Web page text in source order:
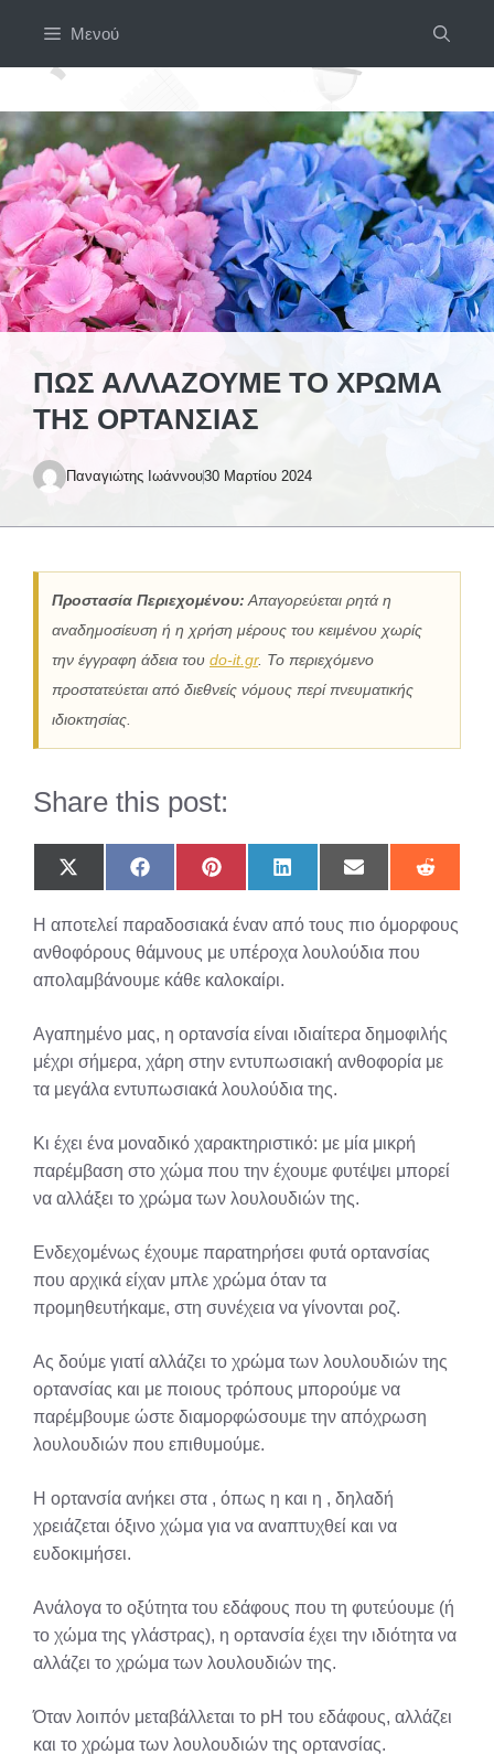
περιεχόμενο
Μενού
ΠΏΣ ΑΛΛΆΖΟΥΜΕ ΤΟ ΧΡΏΜΑ
ΤΗΣ ΟΡΤΑΝΣΊΑΣ
Παναγιώτης Ιωάννου30 Μαρτίου 2024
Προστασία Περιεχομένου: Απαγορεύεται ρητά η
αναδημοσίευση ή η χρήση μέρους του κειμένου χωρίς
την έγγραφη άδεια του do-it.gr. Το περιεχόμενο
προστατεύεται από διεθνείς νόμους περί πνευματικής
ιδιοκτησίας.
Share this post:
Share
on
(Twitter)
Share
on
Share
on
Share
on
Share
on
Share
on
Η αποτελεί παραδοσιακά έναν από τους πιο όμορφους
ανθοφόρους θάμνους με υπέροχα λουλούδια που
απολαμβάνουμε κάθε καλοκαίρι.
Αγαπημένο μας, η ορτανσία είναι ιδιαίτερα δημοφιλής
μέχρι σήμερα, χάρη στην εντυπωσιακή ανθοφορία με
τα μεγάλα εντυπωσιακά λουλούδια της.
Κι έχει ένα μοναδικό χαρακτηριστικό: με μία μικρή
παρέμβαση στο χώμα που την έχουμε φυτέψει μπορεί
να αλλάξει το χρώμα των λουλουδιών της.
Ενδεχομένως έχουμε παρατηρήσει φυτά ορτανσίας
που αρχικά είχαν μπλε χρώμα όταν τα
προμηθευτήκαμε, στη συνέχεια να γίνονται ροζ.
Ας δούμε γιατί αλλάζει το χρώμα των λουλουδιών της
ορτανσίας και με ποιους τρόπους μπορούμε να
παρέμβουμε ώστε διαμορφώσουμε την απόχρωση
λουλουδιών που επιθυμούμε.
Η ορτανσία ανήκει στα , όπως η και η , δηλαδή
χρειάζεται όξινο χώμα για να αναπτυχθεί και να
ευδοκιμήσει.
Ανάλογα το οξύτητα του εδάφους που τη φυτεύουμε (ή
το χώμα της γλάστρας), η ορτανσία έχει την ιδιότητα να
αλλάζει το χρώμα των λουλουδιών της.
Όταν λοιπόν μεταβάλλεται το pH του εδάφους, αλλάζει
και το χρώμα των λουλουδιών της ορτανσίας.